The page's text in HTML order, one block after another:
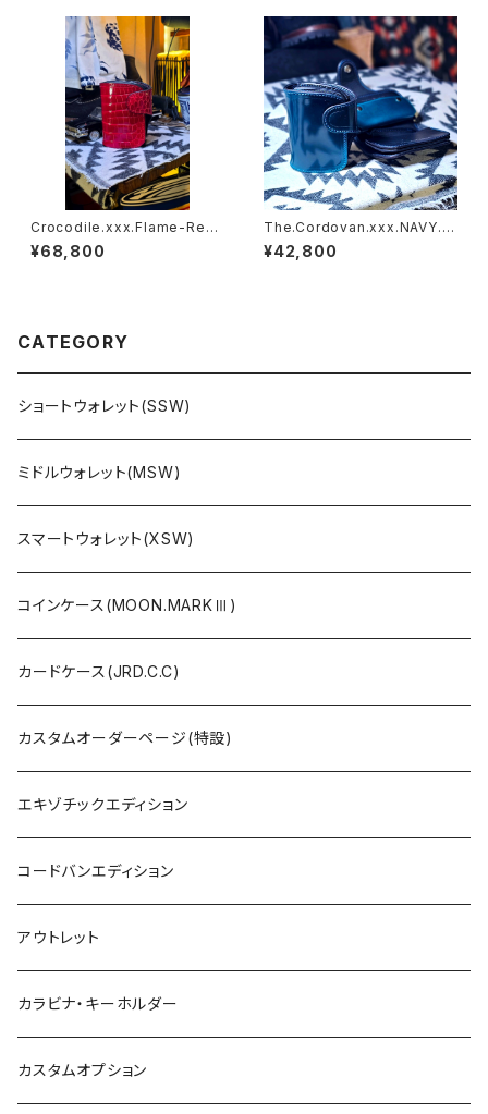
Crocodile.xxx.Flame-Red.
Edition// JACK.RIDE.SSW
¥68,800
The.Cordovan.xxx.NAVY.B
LUE.Edition// JACK.RIDE.S
SW
¥42,800
CATEGORY
ショートウォレット(SSW)
ミドルウォレット(MSW)
スマートウォレット(XSW)
コインケース(MOON.MARKⅢ)
カードケース(JRD.C.C)
カスタムオーダーページ(特設)
エキゾチックエディション
コードバンエディション
アウトレット
カラビナ・キーホルダー
カスタムオプション